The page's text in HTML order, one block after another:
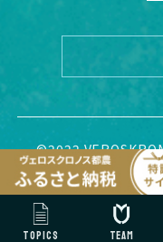
©2022
TOPICS TEAM